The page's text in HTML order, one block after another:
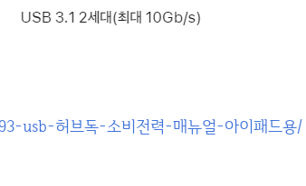
usb-허브독-소비전력-매뉴얼-아이패드용/